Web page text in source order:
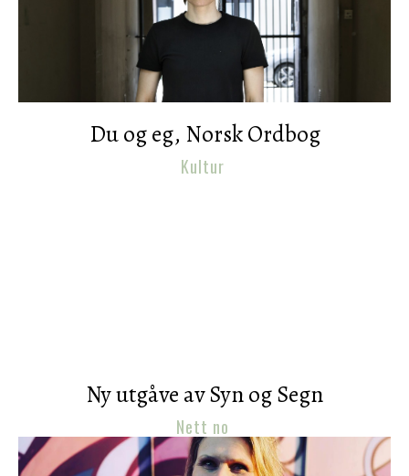
Du og eg, Norsk Ordbog
Kultur
Ny utgåve av Syn og Segn
Nett no